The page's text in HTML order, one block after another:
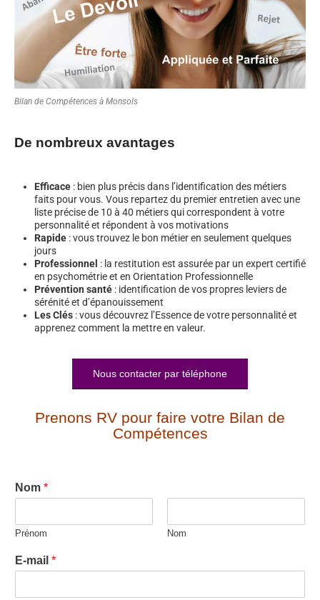
Bilan de Compétences à Monsols
De nombreux avantages
Efficace : bien plus précis dans l’identification des métiers
faits pour vous. Vous repartez du premier entretien avec une
liste précise de 10 à 40 métiers qui correspondent à votre
personnalité et répondent à vos motivations
Rapide : vous trouvez le bon métier en seulement quelques
jours
Professionnel : la restitution est assurée par un expert certifié
en psychométrie et en Orientation Professionnelle
Prévention santé : identification de vos propres leviers de
sérénité et d’épanouissement
Les Clés : vous découvrez l’Essence de votre personnalité et
apprenez comment la mettre en valeur.
Nous contacter par téléphone
Prenons RV pour faire votre Bilan de
Compétences
Nom *
Prénom Nom
E-mail *